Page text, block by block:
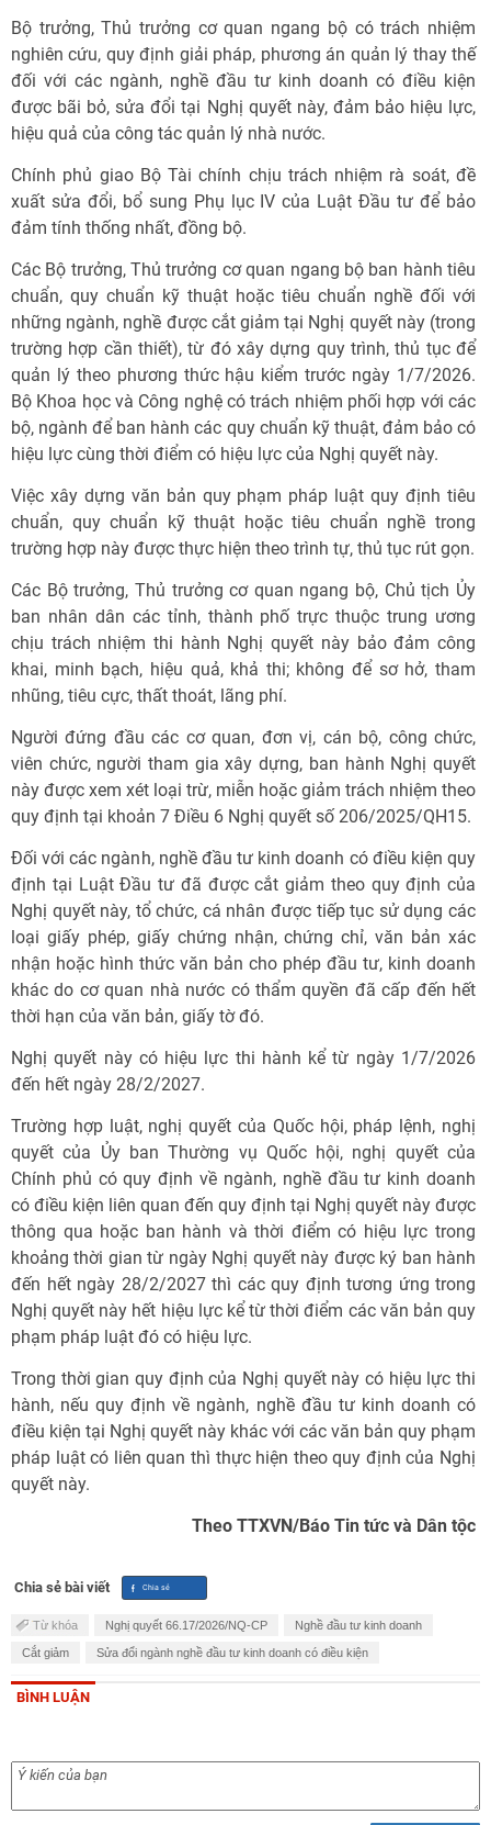
Bộ trưởng, Thủ trưởng cơ quan ngang bộ có trách nhiệm
nghiên cứu, quy định giải pháp, phương án quản lý thay thế
đối với các ngành, nghề đầu tư kinh doanh có điều kiện
được bãi bỏ, sửa đổi tại Nghị quyết này, đảm bảo hiệu lực,
hiệu quả của công tác quản lý nhà nước.
Chính phủ giao Bộ Tài chính chịu trách nhiệm rà soát, đề
xuất sửa đổi, bổ sung Phụ lục IV của Luật Đầu tư để bảo
đảm tính thống nhất, đồng bộ.
Các Bộ trưởng, Thủ trưởng cơ quan ngang bộ ban hành tiêu
chuẩn, quy chuẩn kỹ thuật hoặc tiêu chuẩn nghề đối với
những ngành, nghề được cắt giảm tại Nghị quyết này (trong
trường hợp cần thiết), từ đó xây dựng quy trình, thủ tục để
quản lý theo phương thức hậu kiểm trước ngày 1/7/2026.
Bộ Khoa học và Công nghệ có trách nhiệm phối hợp với các
bộ, ngành để ban hành các quy chuẩn kỹ thuật, đảm bảo có
hiệu lực cùng thời điểm có hiệu lực của Nghị quyết này.
Việc xây dựng văn bản quy phạm pháp luật quy định tiêu
chuẩn, quy chuẩn kỹ thuật hoặc tiêu chuẩn nghề trong
trường hợp này được thực hiện theo trình tự, thủ tục rút gọn.
Các Bộ trưởng, Thủ trưởng cơ quan ngang bộ, Chủ tịch Ủy
ban nhân dân các tỉnh, thành phố trực thuộc trung ương
chịu trách nhiệm thi hành Nghị quyết này bảo đảm công
khai, minh bạch, hiệu quả, khả thi; không để sơ hở, tham
nhũng, tiêu cực, thất thoát, lãng phí.
Người đứng đầu các cơ quan, đơn vị, cán bộ, công chức,
viên chức, người tham gia xây dựng, ban hành Nghị quyết
này được xem xét loại trừ, miễn hoặc giảm trách nhiệm theo
quy định tại khoản 7 Điều 6 Nghị quyết số 206/2025/QH15.
Đối với các ngành, nghề đầu tư kinh doanh có điều kiện quy
định tại Luật Đầu tư đã được cắt giảm theo quy định của
Nghị quyết này, tổ chức, cá nhân được tiếp tục sử dụng các
loại giấy phép, giấy chứng nhận, chứng chỉ, văn bản xác
nhận hoặc hình thức văn bản cho phép đầu tư, kinh doanh
khác do cơ quan nhà nước có thẩm quyền đã cấp đến hết
thời hạn của văn bản, giấy tờ đó.
Nghị quyết này có hiệu lực thi hành kể từ ngày 1/7/2026
đến hết ngày 28/2/2027.
Trường hợp luật, nghị quyết của Quốc hội, pháp lệnh, nghị
quyết của Ủy ban Thường vụ Quốc hội, nghị quyết của
Chính phủ có quy định về ngành, nghề đầu tư kinh doanh
có điều kiện liên quan đến quy định tại Nghị quyết này được
thông qua hoặc ban hành và thời điểm có hiệu lực trong
khoảng thời gian từ ngày Nghị quyết này được ký ban hành
đến hết ngày 28/2/2027 thì các quy định tương ứng trong
Nghị quyết này hết hiệu lực kể từ thời điểm các văn bản quy
phạm pháp luật đó có hiệu lực.
Trong thời gian quy định của Nghị quyết này có hiệu lực thi
hành, nếu quy định về ngành, nghề đầu tư kinh doanh có
điều kiện tại Nghị quyết này khác với các văn bản quy phạm
pháp luật có liên quan thì thực hiện theo quy định của Nghị
quyết này.
Theo TTXVN/Báo Tin tức và Dân tộc
Chia sẻ bài viết
Từ khóa Nghị quyết 66.17/2026/NQ-CP Nghề đầu tư kinh doanh
Cắt giảm Sửa đổi ngành nghề đầu tư kinh doanh có điều kiện
BÌNH LUẬN